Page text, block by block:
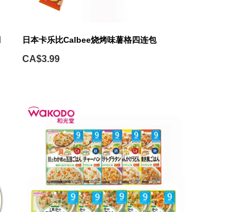
日本卡乐比Calbee烧烤味薯格四连包
CA$3.99